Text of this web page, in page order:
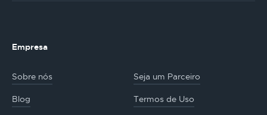
Empresa
Sobre nós Seja um Parceiro
Blog Termos de Uso